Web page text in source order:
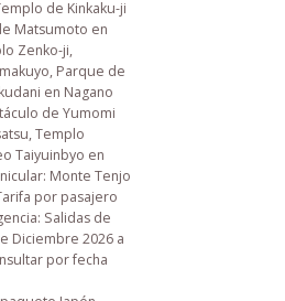
de Kinkaku-ji
Matsumoto en
Zenko-ji,
Parque de
en Nagano
de Yumomi
Templo
Taiyuinbyo en
Monte Tenjo
por pasajero
Salidas de
Diciembre 2026 a
por fecha